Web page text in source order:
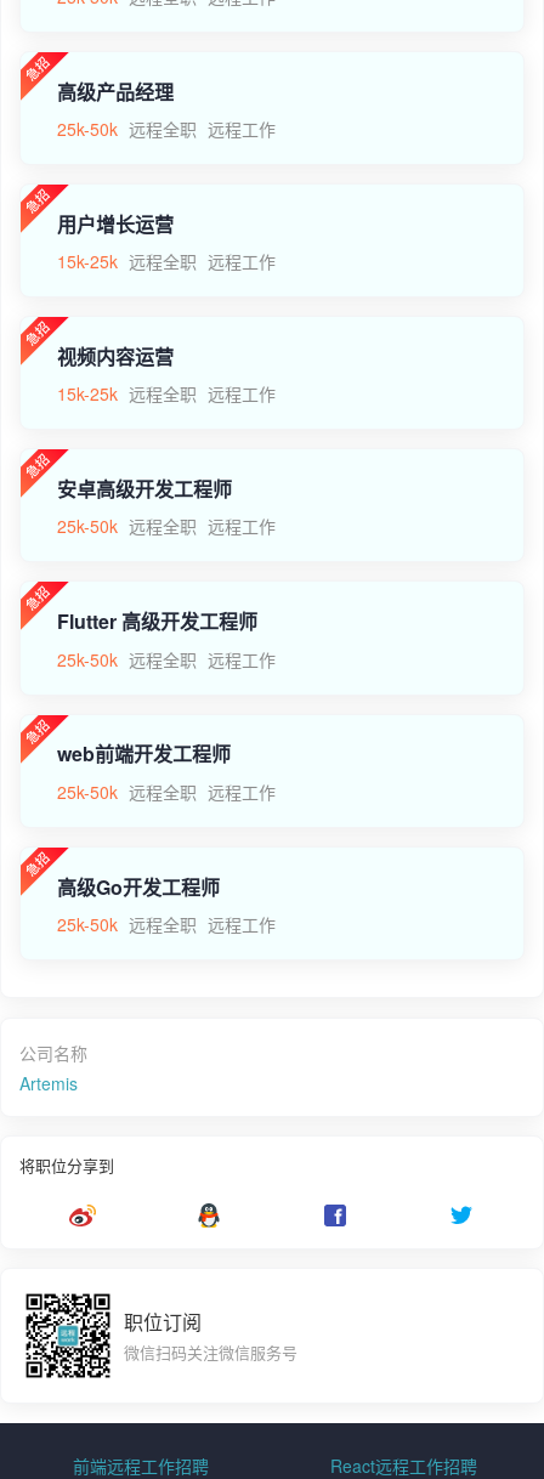
高级产品经理
25k-50k 远程全职 远程工作
用户增长运营
15k-25k 远程全职 远程工作
视频内容运营
15k-25k 远程全职 远程工作
安卓高级开发工程师
25k-50k 远程全职 远程工作
Flutter 高级开发工程师
25k-50k 远程全职 远程工作
web前端开发工程师
25k-50k 远程全职 远程工作
高级Go开发工程师
25k-50k 远程全职 远程工作
公司名称
Artemis
将职位分享到
职位订阅
微信扫码关注微信服务号
前端远程工作招聘 React远程工作招聘